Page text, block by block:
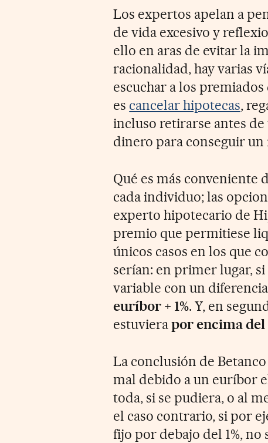
Los expertos apelan a
de vida excesivo y
ello en aras de evitar la
racionalidad, hay varias
escuchar a los
es cancelar hipotecas,
incluso retirarse antes
dinero para conseguir
Qué es más conveniente
cada individuo; las
experto hipotecario de
premio que permitiese
únicos casos en los que
serían: en primer lugar,
variable con un
euríbor + 1%. Y, en
estuvierapor encima del
La conclusión de
mal debido a un euríbor
toda, si se pudiera, o al
el caso contrario, si por
fijo por debajo del 1%,